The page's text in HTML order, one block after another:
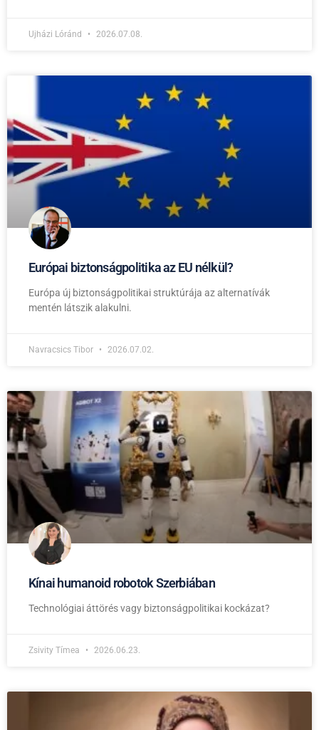
Ujházi Lóránd 2026.07.08.
Európai biztonságpolitika az EU nélkül?
Európa új biztonságpolitikai struktúrája az alternatívák
mentén látszik alakulni.
Navracsics Tibor 2026.07.02.
Kínai humanoid robotok Szerbiában
Technológiai áttörés vagy biztonságpolitikai kockázat?
Zsivity Tímea 2026.06.23.